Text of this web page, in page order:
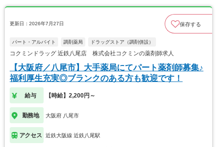
更新日：2026年7月27日 保存する
パート・アルバイト 調剤薬局 ドラッグストア（調剤併設）
コクミンドラッグ 近鉄八尾店 株式会社コクミンの薬剤師求人
【大阪府／八尾市】大手薬局にてパート薬剤師募集♪
福利厚生充実◎ブランクのある方も歓迎です！
給与 【時給】2,200円～
勤務地 大阪府 八尾市
アクセス 近鉄大阪線 近鉄八尾駅